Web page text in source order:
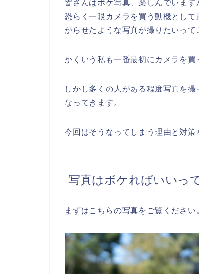
皆さんはボケ写真、楽しんでいます
恐らく一眼カメラを買う動機とし
がらせたような写真が撮りたいって
かくいう私も一番最初にカメラを買
しかし多くの人がある程度写真を
なってきます。
今回はそうなってしまう理由と対策
写真はボケればいいっ
まずはこちらの写真をご覧ください